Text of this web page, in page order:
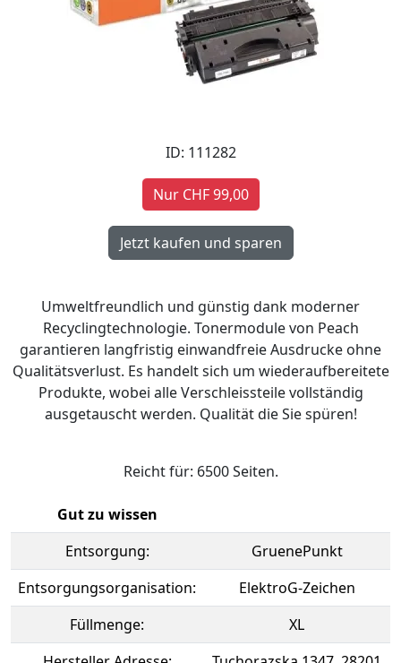
ID: 111282
Nur CHF 99,00
Umweltfreundlich und günstig dank moderner
Recyclingtechnologie. Tonermodule von Peach
garantieren langfristig einwandfreie Ausdrucke ohne
Qualitätsverlust. Es handelt sich um wiederaufbereitete
Produkte, wobei alle Verschleissteile vollständig
ausgetauscht werden. Qualität die Sie spüren!
Reicht für: 6500 Seiten.
Gut zu wissen
Entsorgung:
GruenePunkt
Entsorgungsorganisation:
ElektroG-Zeichen
Füllmenge:
XL